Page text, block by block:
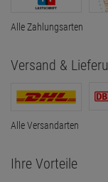
Alle Zahlungsarten
Versand &
Alle Versandarten
Ihre Vorteile